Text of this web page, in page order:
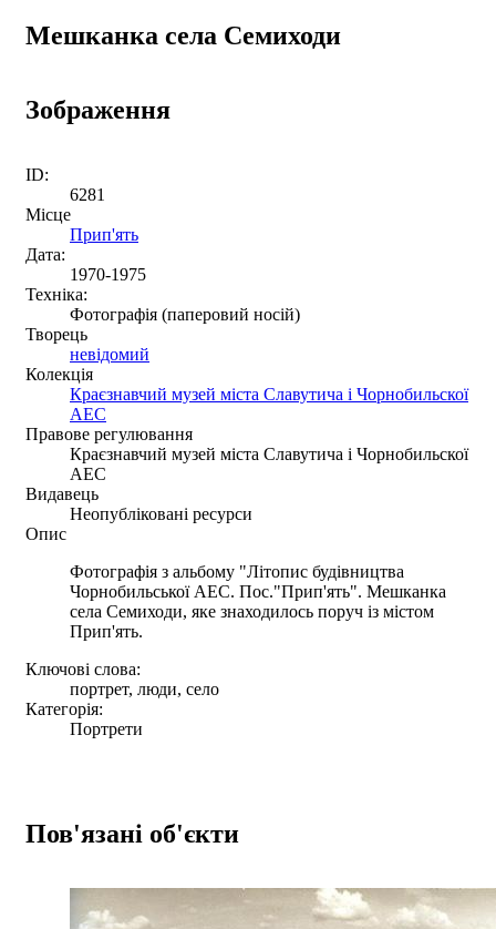
Мешканка села Семиходи
Зображення
ID:
6281
Місце
Прип'ять
Дата:
1970-1975
Техніка:
Фотографія (паперовий носій)
Творець
невідомий
Колекція
Краєзнавчий музей міста Славутича і Чорнобильскої
АЕС
Правове регулювання
Краєзнавчий музей міста Славутича і Чорнобильскої
АЕС
Видавець
Неопубліковані ресурси
Опис
Фотографія з альбому "Літопис будівництва
Чорнобильської АЕС. Пос."Прип'ять". Мешканка
села Семиходи, яке знаходилось поруч із містом
Прип'ять.
Ключові слова:
портрет, люди, село
Категорія:
Портрети
Пов'язані об'єкти